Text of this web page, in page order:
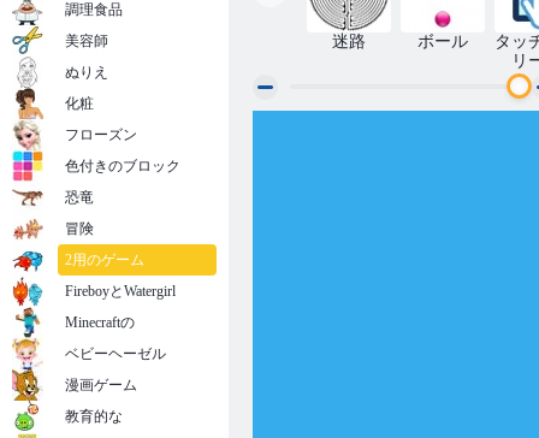
迷路 ボール
タッ
リ
調理食品
美容師
ぬりえ
化粧
フローズン
色付きのブロック
恐竜
冒険
2用のゲーム
FireboyとWatergirl
Minecraftの
ベビーヘーゼル
漫画ゲーム
教育的な